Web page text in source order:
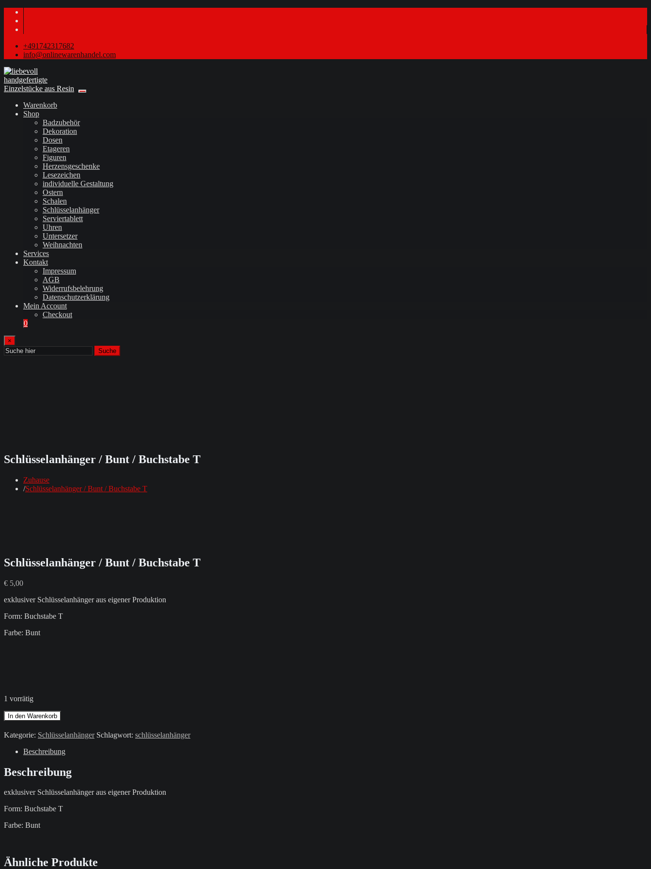
+491742317682
info@onlinewarenhandel.com
Warenkorb
Shop
Badzubehör
Dekoration
Dosen
Etageren
Figuren
Herzensgeschenke
Lesezeichen
individuelle Gestaltung
Ostern
Schalen
Schlüsselanhänger
Serviertablett
Uhren
Untersetzer
Weihnachten
Services
Kontakt
Impressum
AGB
Widerrufsbelehrung
Datenschutzerklärung
Mein Account
Checkout
0
×
Suche
Schlüsselanhänger / Bunt / Buchstabe T
Zuhause
Schlüsselanhänger / Bunt / Buchstabe T
Schlüsselanhänger / Bunt / Buchstabe T
€ 5,00
exklusiver Schlüsselanhänger aus eigener Produktion
Form: Buchstabe T
Farbe: Bunt
1 vorrätig
Schlüsselanhänger
/
Bunt
Buchstabe
Menge
In den Warenkorb
Kategorie: Schlüsselanhänger Schlagwort: schlüsselanhänger
Beschreibung
Beschreibung
exklusiver Schlüsselanhänger aus eigener Produktion
Form: Buchstabe T
Farbe: Bunt
Ähnliche Produkte